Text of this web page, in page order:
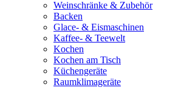
Weinschränke & Zubehör
Backen
Glace- & Eismaschinen
Kaffee- & Teewelt
Kochen
Kochen am Tisch
Küchengeräte
Raumklimageräte